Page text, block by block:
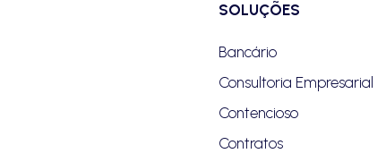
SOLUÇÕES
Bancário
Consultoria Empresarial
Contencioso
Contratos